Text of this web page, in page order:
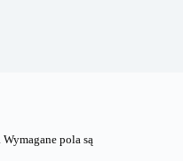
Wymagane pola są